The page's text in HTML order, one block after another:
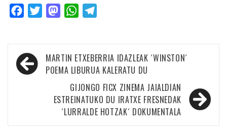
FacebookTwitterMastodonWhatsApp
Bidalketetan
zehar
nabigatu
MARTIN ETXEBERRIA IDAZLEAK ´WINSTON´
POEMA LIBURUA KALERATU DU
GIJONGO FICX ZINEMA JAIALDIAN
ESTREINATUKO DU IRATXE FRESNEDAK
´LURRALDE HOTZAK´ DOKUMENTALA